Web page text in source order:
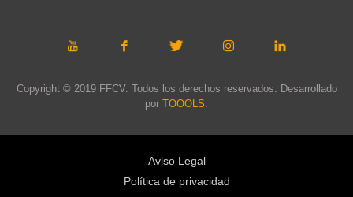
Copyright © 2019 FFCV. Todos los derechos reservados. Desarrollado
por TOOOLS
Aviso Legal
Política de privacidad